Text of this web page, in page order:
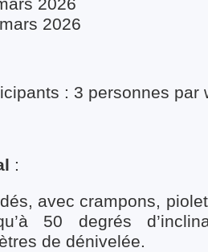
2026
2026
: 3 personnes par
:
avec crampons,
50 degrés
de dénivelée.